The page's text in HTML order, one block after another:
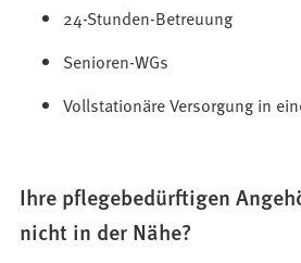
24-Stunden-Betreuung
Senioren-WGs
Vollstationäre Versorgung in
Ihre pflegebedürftigen
nicht in der Nähe?